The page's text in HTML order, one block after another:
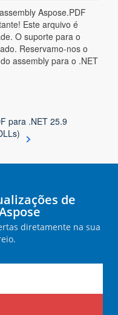
Aspose.PDF
Este arquivo é
O suporte para o
Reservamo-nos o
assembly para o .NET
para .NET 25.9
de
diretamente na sua